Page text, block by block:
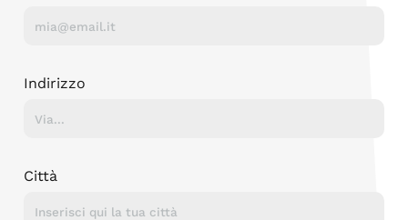
Indirizzo
Città